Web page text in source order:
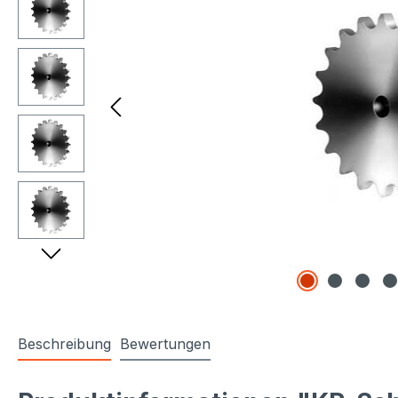
Beschreibung Bewertungen